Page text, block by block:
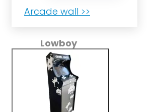
Arcade wall >>
Lowboy